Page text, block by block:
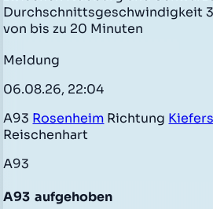
Durchschnittsgeschwindigkeit
von bis zu 20 Minuten
Meldung
06.08.26, 22:04
A93 Rosenheim Richtung
Reischenhart
A93
A93 aufgehoben